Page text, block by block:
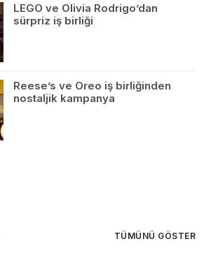
LEGO ve Olivia Rodrigo’dan
sürpriz iş birliği
Reese’s ve Oreo iş birliğinden
nostaljik kampanya
TÜMÜNÜ GÖSTER